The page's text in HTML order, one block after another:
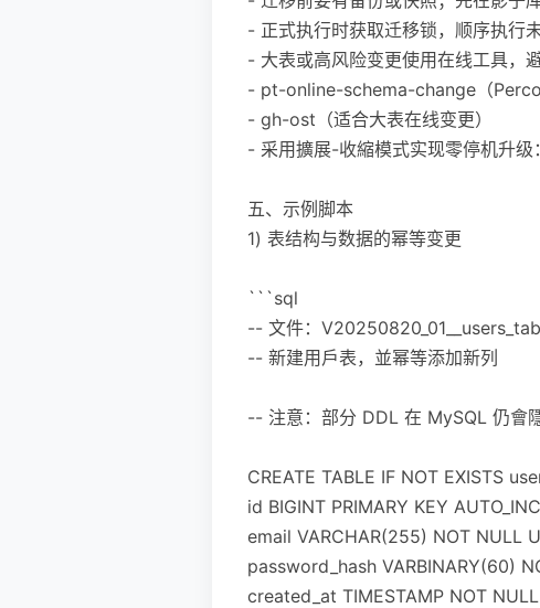
- 正式执行时获取迁移锁，顺序执行
- 大表或高风险变更使用在线工具，
- pt-online-schema-change（
- gh-ost（适合大表在线变更）
- 采用擴展-收縮模式实现零停机升
五、示例脚本
1) 表结构与数据的幂等变更
```sql
-- 文件：
-- 新建用戶表，並幂等添加新列
-- 注意：部分 DDL 在 MySQL 仍會
CREATE TABLE IF NOT EXISTS
id BIGINT PRIMARY KEY
email VARCHAR(255) NOT NULL
password_hash VARBINARY(60)
created_at TIMESTAMP NOT